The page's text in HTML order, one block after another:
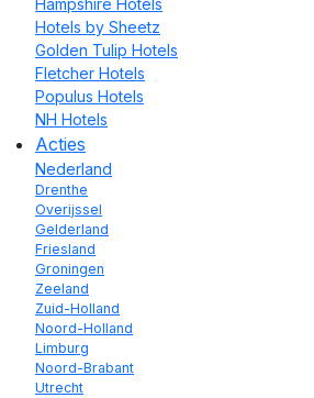
Hampshire Hotels
Hotels by Sheetz
Golden Tulip Hotels
Fletcher Hotels
Populus Hotels
NH Hotels
Acties
Nederland
Drenthe
Overijssel
Gelderland
Friesland
Groningen
Zeeland
Zuid-Holland
Noord-Holland
Limburg
Noord-Brabant
Utrecht